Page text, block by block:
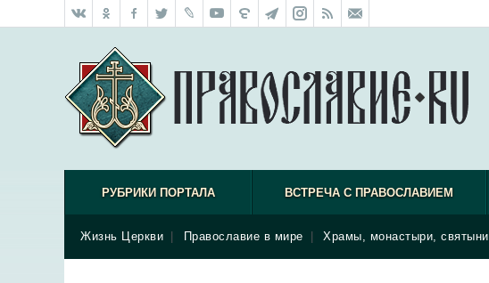
РУБРИКИ ПОРТАЛА ВСТРЕЧА С ПРАВОСЛАВИЕМ
Жизнь Церкви Православие в мире Храмы, монастыри, святыни